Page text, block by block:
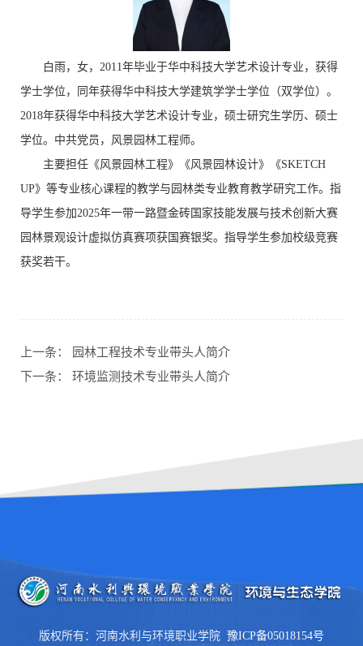
白雨，女， 2011年毕业于华中科技大学艺术设计专业，获得
学士学位，同年获得华中科技大学建筑学学士学位（双学位）。
2018年获得华中科技大学艺术设计专业， 硕士研究生学历、硕士
学位。中共党员， 风景园林工程师。
主要担任《风景园林工程》《风景园林设计》《SKETCH
UP》等专业核心课程的教学与园林类专业教育教学研究工作。指
导学生参加2025年一带一路暨金砖国家技能发展与技术创新大赛
园林景观设计虚拟仿真赛项获国赛银奖。指导学生参加校级竞赛
获奖若干。
上一条：
园林工程技术专业带头人简介
下一条： 环境监测技术专业带头人简介
版权所有：河南水利与环境职业学院 豫ICP备05018154号